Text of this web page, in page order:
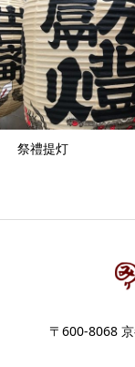
祭禮提灯
〒600-8068